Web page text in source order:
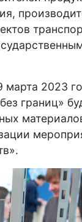
марта 2023
границ»